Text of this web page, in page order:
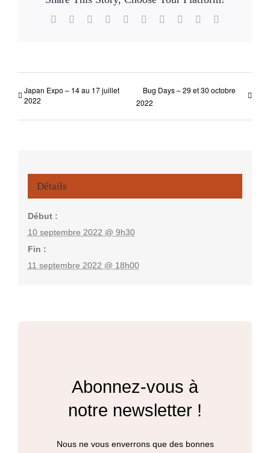
Facebook Reddit LinkedInWhatsApp
TumblrPinterest Xing
Japan Expo – 14 au 17 juillet
2022
Bug Days – 29 et 30 octobre
2022
Détails
Début :
10 septembre 2022 @ 9h30
Fin :
11 septembre 2022 @ 18h00
Abonnez-vous à
notre newsletter !
Nous ne vous enverrons que des bonnes